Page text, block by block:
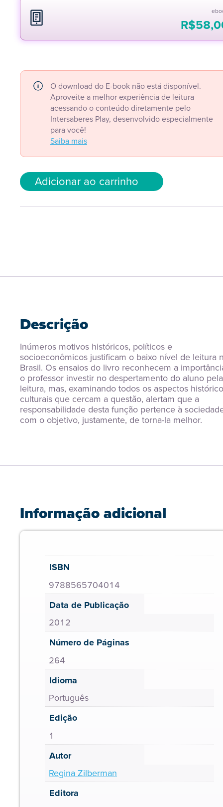
R$
O download do E-book não está disponível.
Aproveite a melhor experiência de leitura
acessando o conteúdo diretamente pelo
Intersaberes Play, desenvolvido especialmente
para você!
Saiba mais
Adicionar ao carrinho
Descrição
Inúmeros motivos históricos, políticos e
socioeconômicos justificam o baixo nível de leitura
Brasil. Os ensaios do livro reconhecem a
o professor investir no despertamento do aluno pela
leitura, mas, examinando todos os aspectos
culturais que cercam a questão, alertam que a
responsabilidade desta função pertence à
com o objetivo, justamente, de torna-la melhor.
Informação adicional
ISBN
9788565704014
Data de Publicação
2012
Número de Páginas
264
Idioma
Português
Edição
1
Autor
Regina Zilberman
Editora